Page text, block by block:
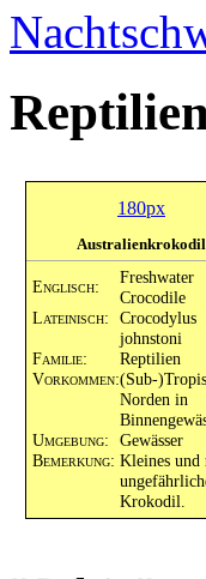
180px
Australienkrokodil
Englisch:
Freshwater
Crocodile
Lateinisch:
Crocodylus
johnstoni
Familie:
Reptilien
Vorkommen:(Sub-
Norden in
Umgebung:
Gewässer
Bemerkung: Kleines und
Krokodil.